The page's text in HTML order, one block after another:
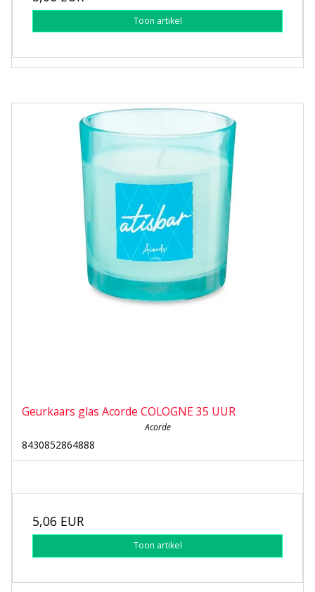
Toon artikel
Geurkaars glas Acorde COLOGNE 35 UUR
Acorde
8430852864888
5,06 EUR
Toon artikel